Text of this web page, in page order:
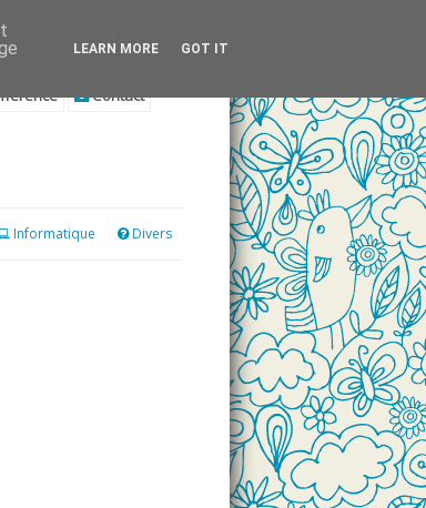
Contact
Informatique Divers
LEARN MORE GOT IT